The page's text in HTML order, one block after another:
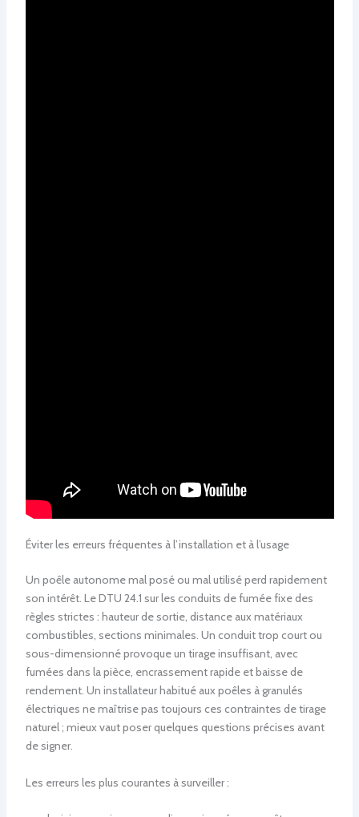
Éviter les erreurs fréquentes à l’installation et à l’usage
Un poêle autonome mal posé ou mal utilisé perd rapidement
son intérêt. Le DTU 24.1 sur les conduits de fumée fixe des
règles strictes : hauteur de sortie, distance aux matériaux
combustibles, sections minimales. Un conduit trop court ou
sous-dimensionné provoque un tirage insuffisant, avec
fumées dans la pièce, encrassement rapide et baisse de
rendement. Un installateur habitué aux poêles à granulés
électriques ne maîtrise pas toujours ces contraintes de tirage
naturel ; mieux vaut poser quelques questions précises avant
de signer.
Les erreurs les plus courantes à surveiller :